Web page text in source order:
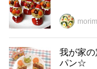
我が家
パン☆